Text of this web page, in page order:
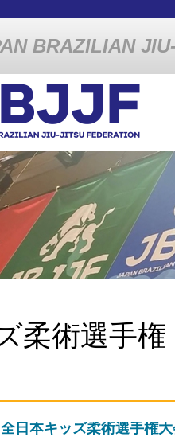
BRAZILIAN
柔術選手権
日本キッズ柔術選手権